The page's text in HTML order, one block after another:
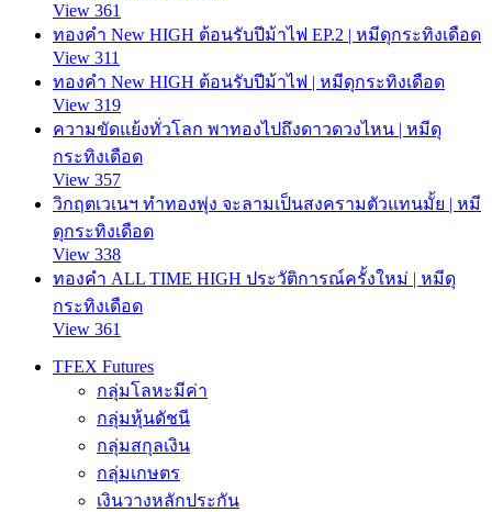
View 361
ทองคำ New HIGH ต้อนรับปีม้าไฟ EP.2 | หมีดุกระทิงเดือด
View 311
ทองคำ New HIGH ต้อนรับปีม้าไฟ | หมีดุกระทิงเดือด
View 319
ความขัดแย้งทั่วโลก พาทองไปถึงดาวดวงไหน | หมีดุ
กระทิงเดือด
View 357
วิกฤตเวเนฯ ทำทองพุ่ง จะลามเป็นสงครามตัวแทนมั้ย | หมี
ดุกระทิงเดือด
View 338
ทองคำ ALL TIME HIGH ประวัติการณ์ครั้งใหม่ | หมีดุ
กระทิงเดือด
View 361
TFEX Futures
กลุ่มโลหะมีค่า
กลุ่มหุ้นดัชนี
กลุ่มสกุลเงิน
กลุ่มเกษตร
เงินวางหลักประกัน